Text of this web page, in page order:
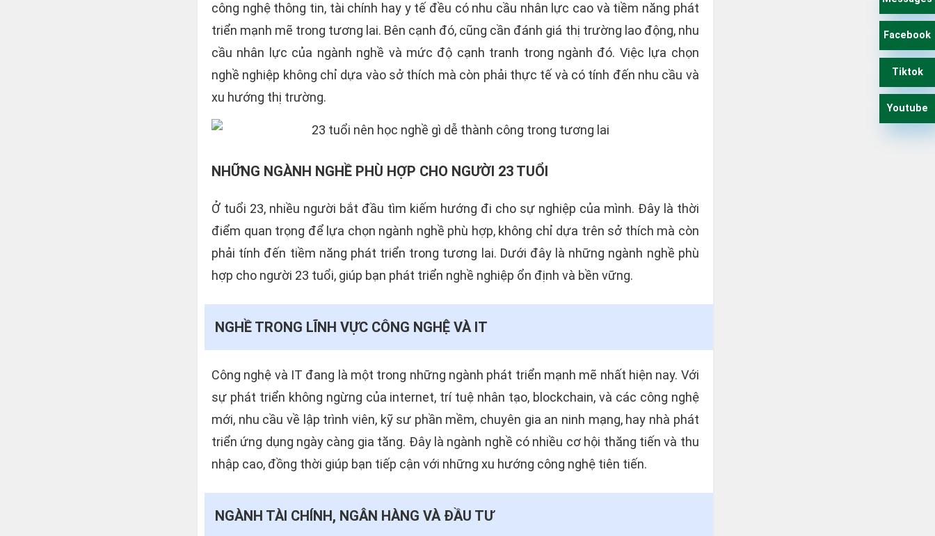
công nghệ thông tin, tài chính hay y tế đều có nhu cầu nhân lực cao và tiềm năng phát
triển mạnh mẽ trong tương lai. Bên cạnh đó, cũng cần đánh giá thị trường lao động, nhu
cầu nhân lực của ngành nghề và mức độ cạnh tranh trong ngành đó. Việc lựa chọn
nghề nghiệp không chỉ dựa vào sở thích mà còn phải thực tế và có tính đến nhu cầu và
xu hướng thị trường.
NHỮNG NGÀNH NGHỀ PHÙ HỢP CHO NGƯỜI 23 TUỔI
Ở tuổi 23, nhiều người bắt đầu tìm kiếm hướng đi cho sự nghiệp của mình. Đây là thời
điểm quan trọng để lựa chọn ngành nghề phù hợp, không chỉ dựa trên sở thích mà còn
phải tính đến tiềm năng phát triển trong tương lai. Dưới đây là những ngành nghề phù
hợp cho người 23 tuổi, giúp bạn phát triển nghề nghiệp ổn định và bền vững.
NGHỀ TRONG LĨNH VỰC CÔNG NGHỆ VÀ IT
Công nghệ và IT đang là một trong những ngành phát triển mạnh mẽ nhất hiện nay. Với
sự phát triển không ngừng của internet, trí tuệ nhân tạo, blockchain, và các công nghệ
mới, nhu cầu về lập trình viên, kỹ sư phần mềm, chuyên gia an ninh mạng, hay nhà phát
triển ứng dụng ngày càng gia tăng. Đây là ngành nghề có nhiều cơ hội thăng tiến và thu
nhập cao, đồng thời giúp bạn tiếp cận với những xu hướng công nghệ tiên tiến.
NGÀNH TÀI CHÍNH, NGÂN HÀNG VÀ ĐẦU TƯ
Facebook
Tiktok
Youtube